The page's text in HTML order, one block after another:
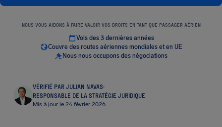
NOUS VOUS AIDONS À FAIRE VALOIR VOS DROITS EN TANT QUE PASSAGER AÉRIEN
Vols des 3 dernières années
Couvre des routes aériennes mondiales et en UE
Nous nous occupons des négociations
VÉRIFIÉ PAR JULIAN NAVAS·
RESPONSABLE DE LA STRATÉGIE JURIDIQUE
Mis à jour le 24 février 2026